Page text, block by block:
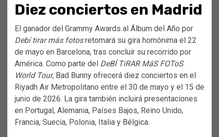
Diez conciertos en Madrid
El ganador del Grammy Awards al Álbum del Año por
Debí tirar más fotosretomará su gira homónima el 22
de mayo en Barcelona, tras concluir su recorrido por
América. Como parte del DeBÍ TiRAR MáS FOToS
World Tour, Bad Bunny ofrecerá diez conciertos en el
Riyadh Air Metropolitano entre el 30 de mayo y el 15 de
junio de 2026. La gira también incluirá presentaciones
en Portugal, Alemania, Países Bajos, Reino Unido,
Francia, Suecia, Polonia, Italia y Bélgica.